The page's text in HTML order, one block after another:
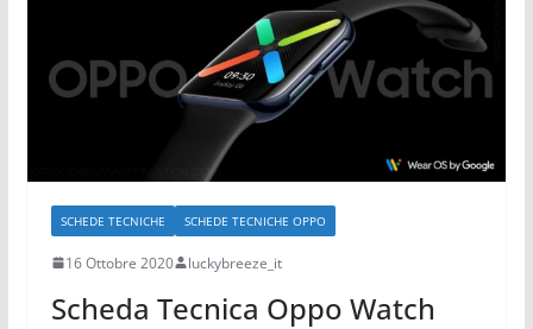
SCHEDE TECNICHE SCHEDE TECNICHE OPPO
16 Ottobre 2020 luckybreeze_it
Scheda Tecnica Oppo Watch